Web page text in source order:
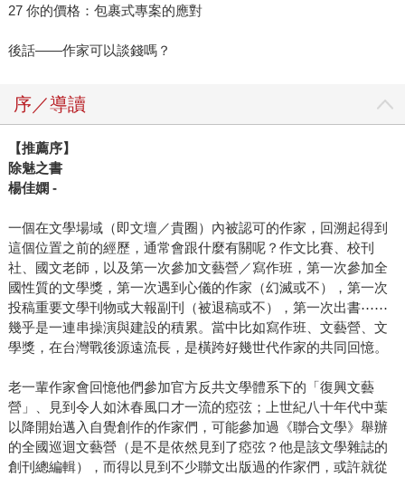
27 你的價格：包裹式專案的應對
後話——作家可以談錢嗎？
序／導讀
【推薦序】
除魅之書
楊佳嫻 -
一個在文學場域（即文壇／貴圈）內被認可的作家，回溯起得到
這個位置之前的經歷，通常會跟什麼有關呢？作文比賽、校刊
社、國文老師，以及第一次參加文藝營／寫作班，第一次參加全
國性質的文學獎，第一次遇到心儀的作家（幻滅或不），第一次
投稿重要文學刊物或大報副刊（被退稿或不），第一次出書⋯⋯
幾乎是一連串操演與建設的積累。當中比如寫作班、文藝營、文
學獎，在台灣戰後源遠流長，是橫跨好幾世代作家的共同回憶。
老一輩作家會回憶他們參加官方反共文學體系下的「復興文藝
營」、見到令人如沐春風口才一流的瘂弦；上世紀八十年代中葉
以降開始邁入自覺創作的作家們，可能參加過《聯合文學》舉辦
的全國巡迴文藝營（是不是依然見到了瘂弦？他是該文學雜誌的
創刊總編輯），而得以見到不少聯文出版過的作家們，或許就從